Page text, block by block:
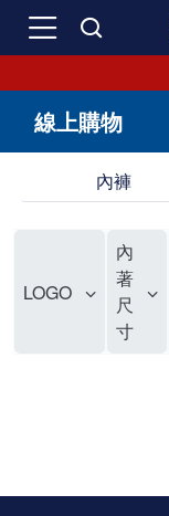
線上購物
內褲
LOGO
內
著
尺
寸